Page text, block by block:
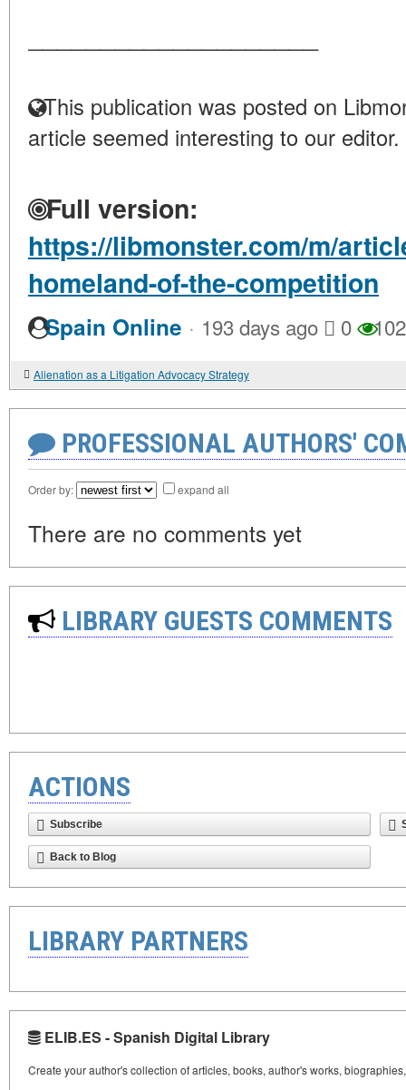
This publication was posted on
article seemed interesting to our editor.
Full version:
https://libmonster.com/m/
homeland-of-the-competition
Spain Online · 193 days ago 0 102
Alienation as a Litigation Advocacy Strategy
PROFESSIONAL AUTHORS'
Order by: expand all
There are no comments yet
LIBRARY GUESTS COMMENTS
ACTIONS
Subscribe
Back to Blog
LIBRARY PARTNERS
ELIB.ES - Spanish Digital Library
Create your author's collection of articles, books, author's works,